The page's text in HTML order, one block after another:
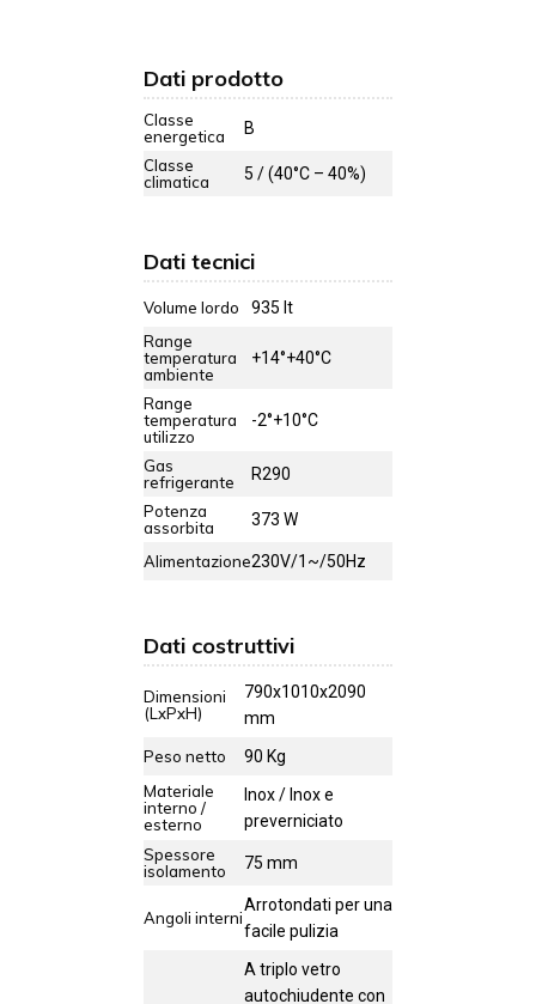
Dati prodotto
Classe
energetica
B
Classe
climatica
5 / (40°C – 40%)
Dati tecnici
Volume lordo
935 lt
Range
temperatura
ambiente
+14°+40°C
Range
temperatura
utilizzo
-2°+10°C
Gas
refrigerante
R290
Potenza
assorbita
373 W
Alimentazione230V/1~/50Hz
Dati costruttivi
Dimensioni
(LxPxH)
790x1010x2090
mm
Peso netto
90 Kg
Materiale
interno /
esterno
Inox / Inox e
preverniciato
Spessore
isolamento
75 mm
Angoli interni
Arrotondati per una
facile pulizia
A triplo vetro
autochiudente con